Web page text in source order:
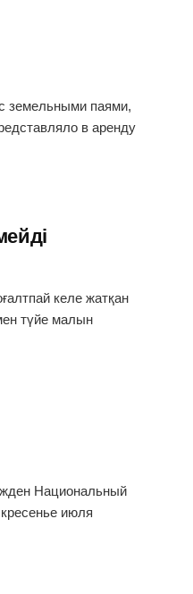
земельными паями,
в аренду
келе жатқан
түйе малын
Национальный
июля